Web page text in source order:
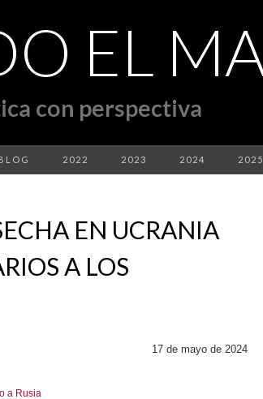
2022 2023 2024 2025
EN UCRANIA
A LOS
17 de mayo de 2024
a Rusia